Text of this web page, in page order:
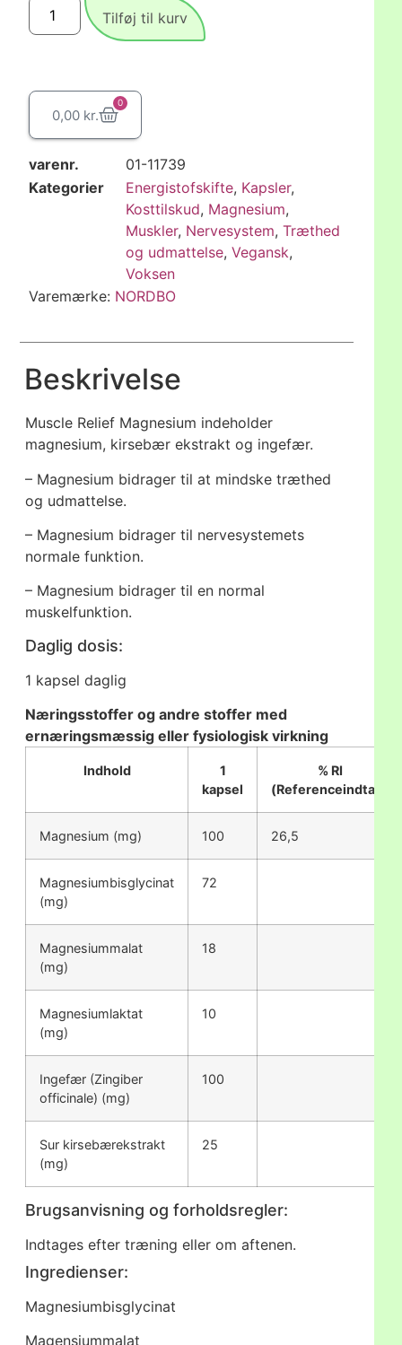
Tilføj til kurv
0,00 kr.
0
varenr.
01-11739
Kategorier
Energistofskifte, Kapsler,
Kosttilskud, Magnesium,
Muskler, Nervesystem,Træthed
og udmattelse,Vegansk,
Voksen
Varemærke: NORDBO
Beskrivelse
Muscle Relief Magnesium indeholder
magnesium, kirsebær ekstrakt og ingefær.
– Magnesium bidrager til at mindske træthed
og udmattelse.
– Magnesium bidrager til nervesystemets
normale funktion.
– Magnesium bidrager til en normal
muskelfunktion.
Daglig dosis:
1 kapsel daglig
Næringsstoffer og andre stoffer med
ernæringsmæssig eller fysiologisk virkning
Indhold
1
kapsel
% RI
(Referenceindtag)
Magnesium (mg) 100 26,5
Magnesiumbisglycinat
(mg)
72
Magnesiummalat
(mg)
18
Magnesiumlaktat
(mg)
10
Ingefær (Zingiber
officinale) (mg)
100
Sur kirsebærekstrakt
(mg)
25
Brugsanvisning og forholdsregler:
Indtages efter træning eller om aftenen.
Ingredienser:
Magnesiumbisglycinat
Magensiummalat